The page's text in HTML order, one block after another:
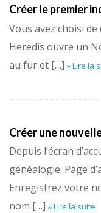
Créer le premier
Vous avez choisi
Heredis ouvre un
au fur et […] » Lire la
Créer une
Depuis l’écran
généalogie. Page
Enregistrez votre
nom […] » Lire la suite